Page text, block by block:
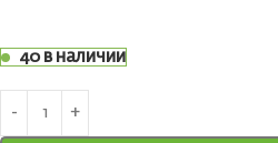
40 в наличии